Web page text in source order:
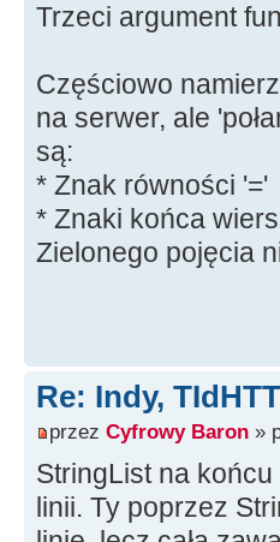
Trzeci argument
Częściowo
na serwer, ale
są:
* Znak równości '='
* Znaki końca
Zielonego pojęcia
Re: Indy,
przez Cyfrowy Baron »
StringList na
linii. Ty poprzez